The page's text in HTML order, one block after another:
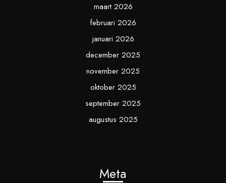
maart 2026
februari 2026
januari 2026
december 2025
november 2025
oktober 2025
september 2025
augustus 2025
Meta